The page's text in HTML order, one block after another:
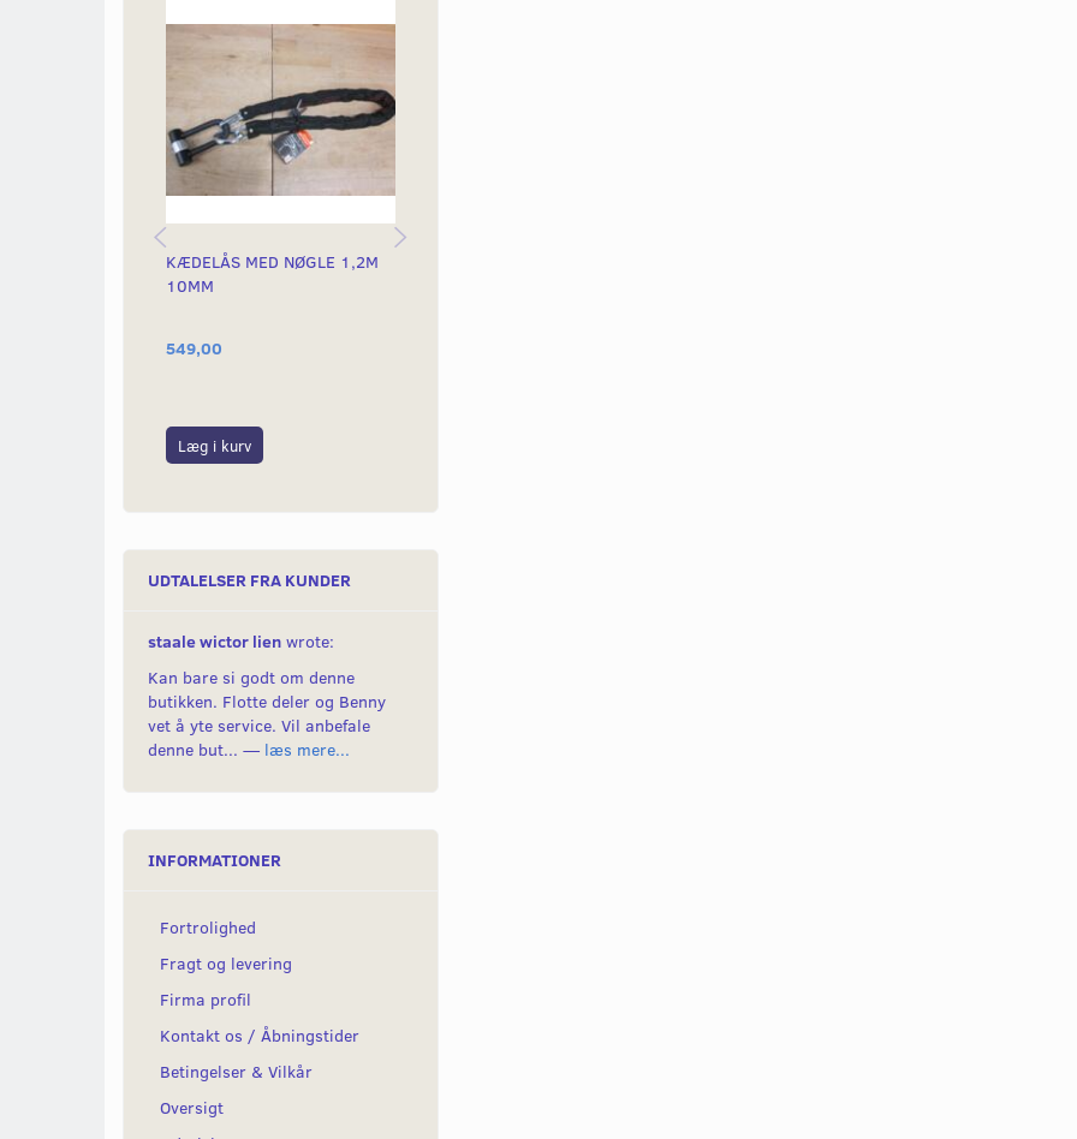
KÆDELÅS MED NØGLE 1,2M
10MM
549,00
Læg i kurv
UDTALELSER FRA KUNDER
staale wictor lien wrote:
Kan bare si godt om denne
butikken. Flotte deler og Benny
vet å yte service. Vil anbefale
denne but... — læs mere...
INFORMATIONER
Fortrolighed
Fragt og levering
Firma profil
Kontakt os / Åbningstider
Betingelser & Vilkår
Oversigt